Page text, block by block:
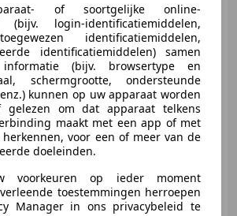
ONLINE AUCTION
€ 5.000
km Benzine
of soortgelijke online-
(bijv. login-identificatiemiddelen,
identificatiemiddelen,
identificatiemiddelen) samen
(bijv. browsertype en
schermgrootte, ondersteunde
kunnen op uw apparaat worden
gelezen om dat apparaat telkens
maakt met een app of met
voor een of meer van de
doeleinden.
voorkeuren op ieder moment
toestemmingen herroepen
Manager in ons privacybeleid te